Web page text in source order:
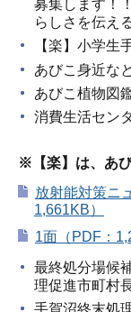
募集します！
らしさを伝え
【楽】小学生
あびこ身近な
あびこ植物図
消費生活セン
※【楽】は、あ
放射能対策ニ
1,661KB）
1面（PDF：
最終処分場候
理促進市町村